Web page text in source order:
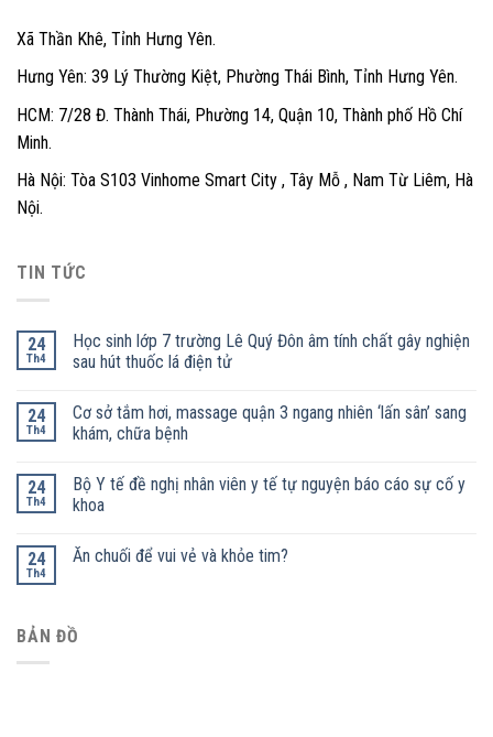
Xã Thần Khê, Tỉnh Hưng Yên.
Hưng Yên: 39 Lý Thường Kiệt, Phường Thái Bình, Tỉnh Hưng Yên.
HCM: 7/28 Đ. Thành Thái, Phường 14, Quận 10, Thành phố Hồ Chí
Minh.
Hà Nội: Tòa S103 Vinhome Smart City , Tây Mỗ , Nam Từ Liêm, Hà
Nội.
TIN TỨC
24
Th4
Học sinh lớp 7 trường Lê Quý Đôn âm tính chất gây nghiện
sau hút thuốc lá điện tử
24
Th4
Cơ sở tắm hơi, massage quận 3 ngang nhiên ‘lấn sân’ sang
khám, chữa bệnh
24
Th4
Bộ Y tế đề nghị nhân viên y tế tự nguyện báo cáo sự cố y
khoa
24
Th4
Ăn chuối để vui vẻ và khỏe tim?
BẢN ĐỒ